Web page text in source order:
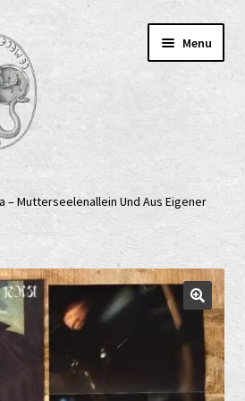
Menu
– Mutterseelenallein Und Aus Eigener